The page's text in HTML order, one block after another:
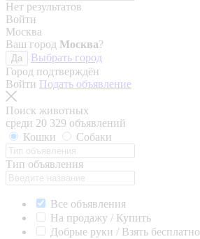
Нет результатов
Войти
Москва
Ваш город Москва?
Да
Выбрать город
Город подтверждён
Войти Подать объявление
Поиск животных
среди 20 329 объявлений
Кошки
Собаки
Тип объявления
Все объявления
На продажу / Купить
Добрые руки / Взять бесплатно